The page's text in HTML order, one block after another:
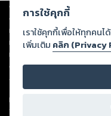
Copyright © 2026
ต่อผลงานหรือเนื้อหาใดที่อัปโหล
ทรัพย์สินทางปัญญาของบุคคลอื่
ทุกท่านโปรดใช้วิจารณญาณในก
หนึ่งส่วนใดขัดต่อกฎหมายและศี
ดำเนินการในทันที ทั้งนี้ ทางส
ลิขสิทธิ์ พ.ศ. 2537 (ฉบับล่าสุด)
For support:
Version
การใช้คุกกี้
เราใช้คุกกี้เพื่อให้ทุกคน
เพิ่มเติม คลิก (Privacy